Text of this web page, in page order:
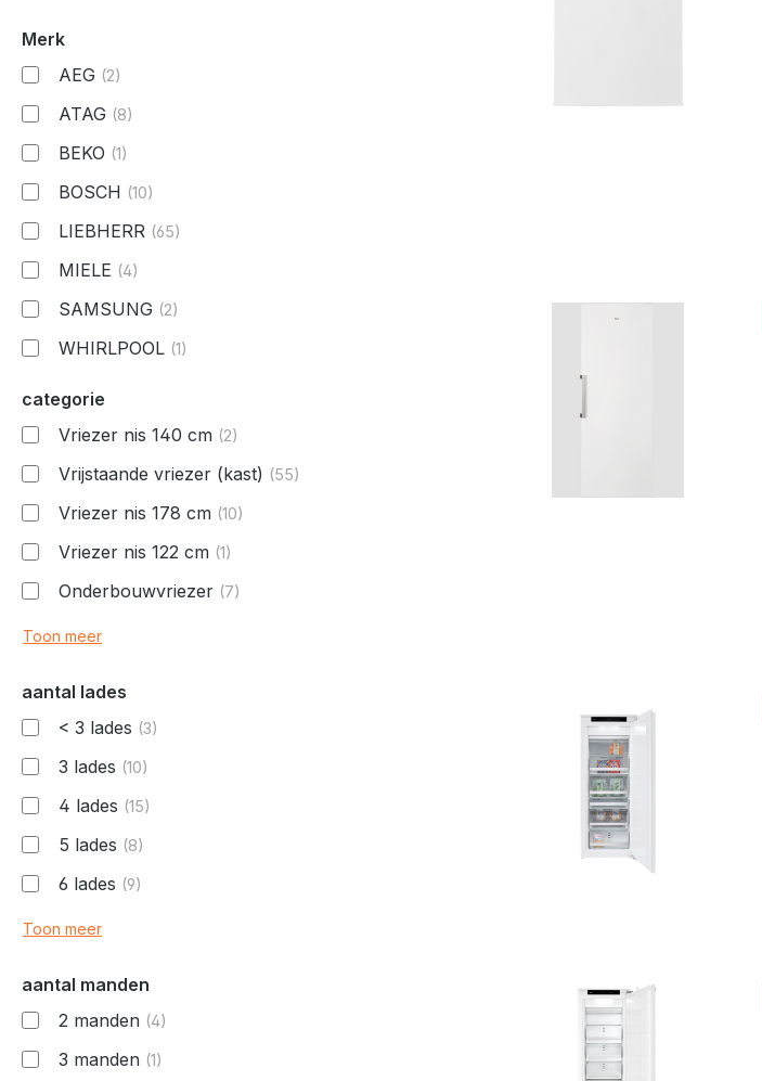
Merk
AEG (2)
ATAG (8)
BEKO (1)
BOSCH (10)
LIEBHERR (65)
MIELE (4)
SAMSUNG (2)
WHIRLPOOL (1)
categorie
Vriezer nis 140 cm (2)
Vrijstaande vriezer (kast) (55)
Vriezer nis 178 cm (10)
Vriezer nis 122 cm (1)
Onderbouwvriezer (7)
Toon meer
aantal lades
< 3 lades (3)
3 lades (10)
4 lades (15)
5 lades (8)
6 lades (9)
Toon meer
aantal manden
2 manden (4)
3 manden (1)